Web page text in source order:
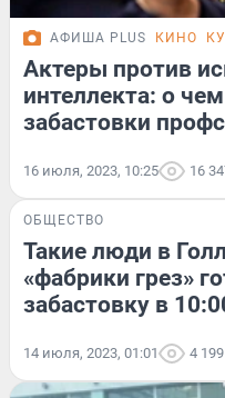
АФИША PLUS КИНО
Актеры против
интеллекта: о
забастовки
16 июля, 2023, 10:25 16
ОБЩЕСТВО
Такие люди в
«фабрики грез»
забастовку в
14 июля, 2023, 01:01 4 199